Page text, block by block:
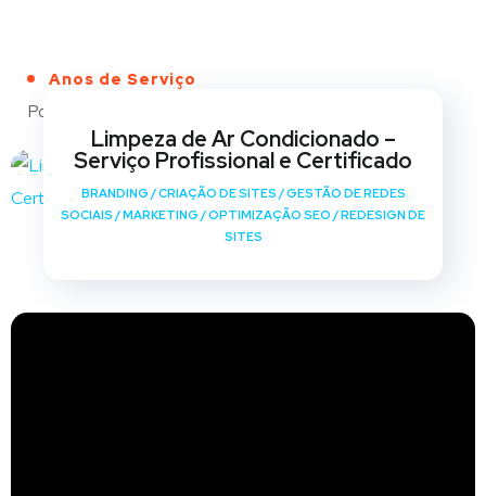
Anos de Serviço
Portfólio
Limpeza de Ar Condicionado –
Serviço Profissional e Certificado
BRANDING /CRIAÇÃO DE SITES /GESTÃO DE REDES
SOCIAIS /MARKETING /OPTIMIZAÇÃO SEO /REDESIGN DE
SITES